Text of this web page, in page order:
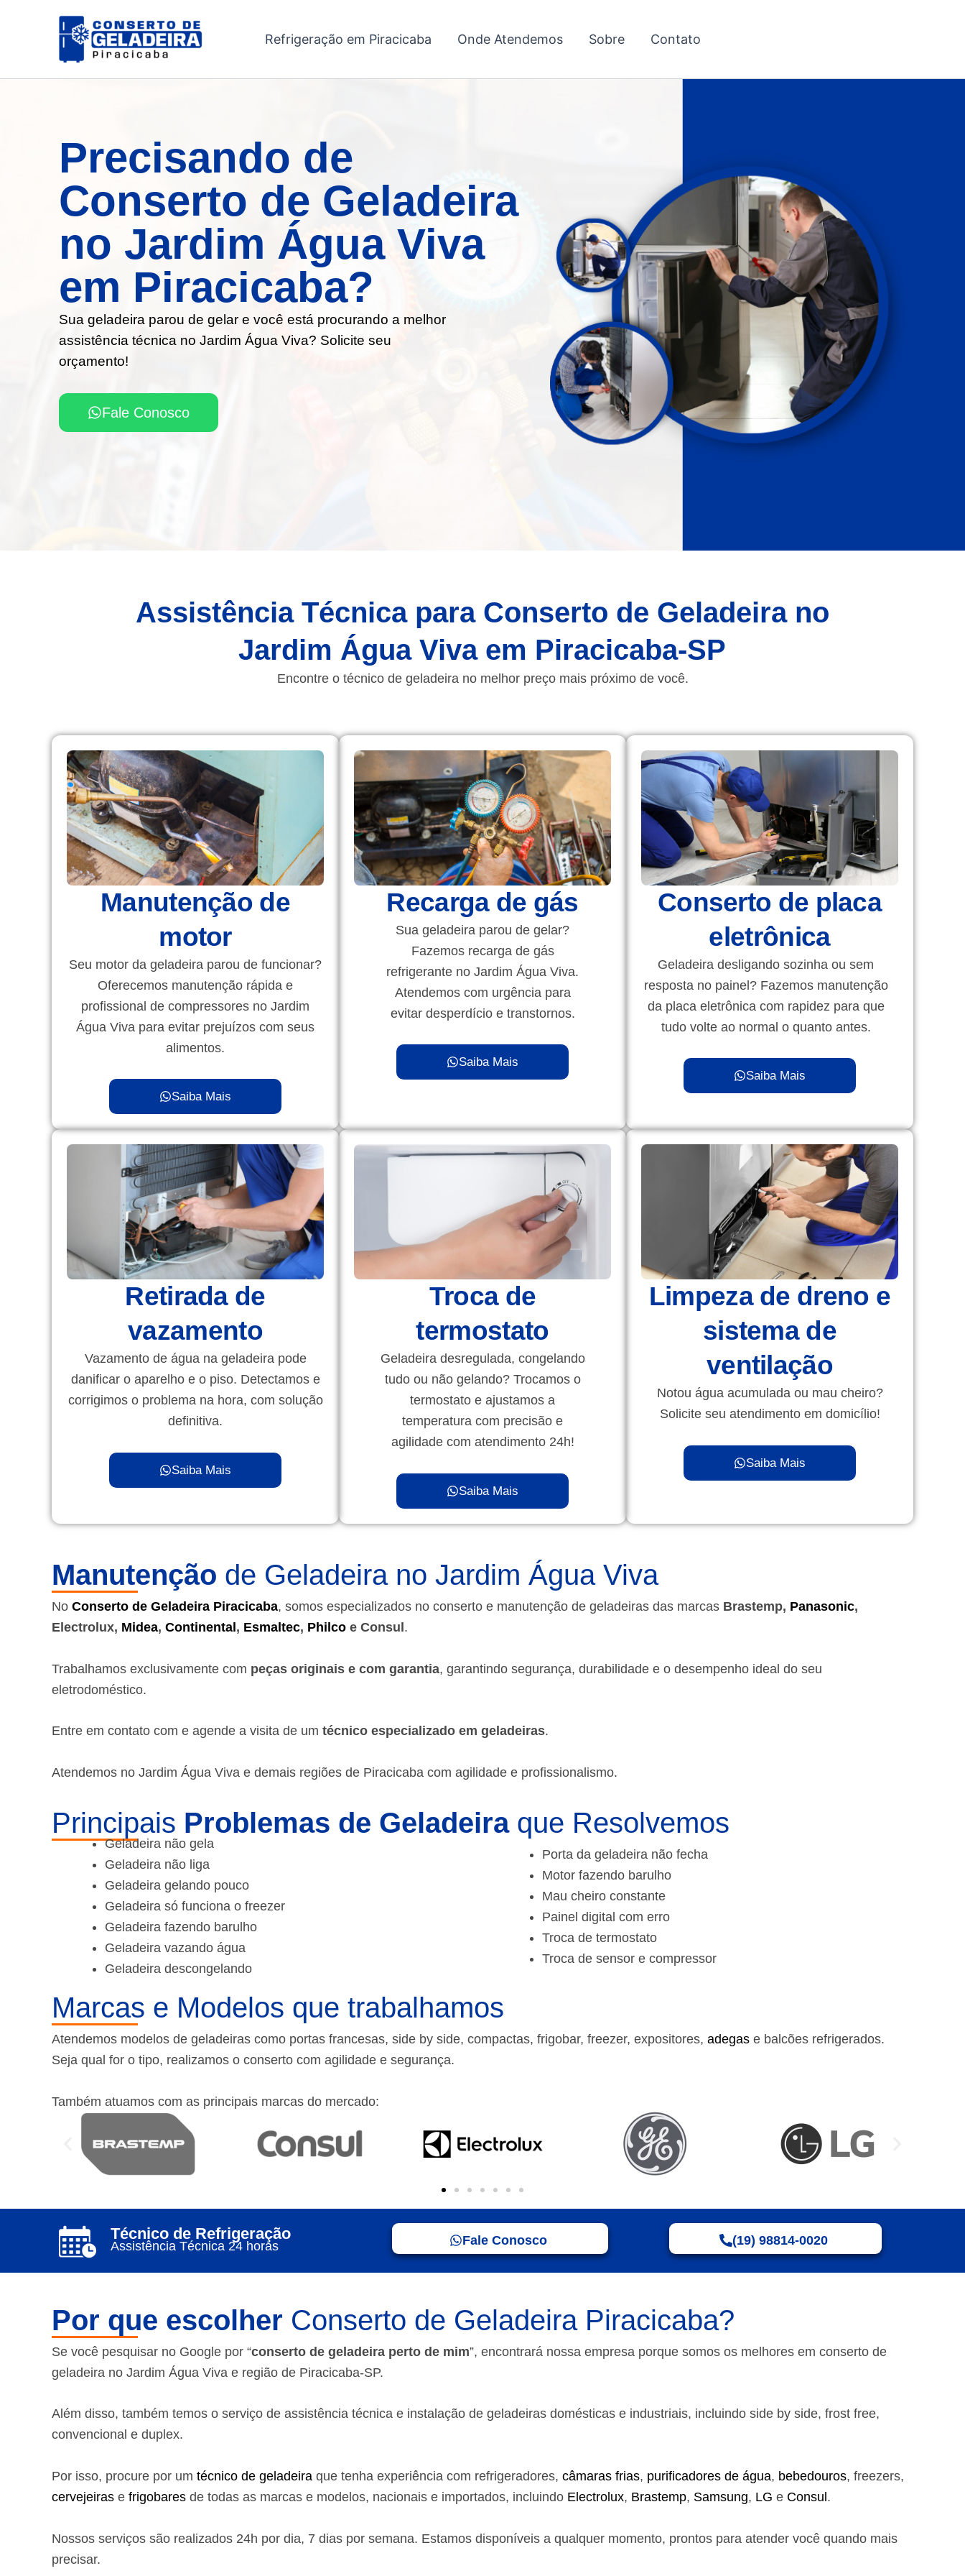
Refrigeração em Piracicaba Onde Atendemos Sobre Contato
Precisando de
Conserto de Geladeira
no Jardim Água Viva
em Piracicaba?
Sua geladeira parou de gelar e você está procurando a melhor
assistência técnica no Jardim Água Viva? Solicite seu
orçamento!
Fale Conosco
Assistência Técnica para Conserto de Geladeira no
Jardim Água Viva em Piracicaba-SP
Encontre o técnico de geladeira no melhor preço mais próximo de você.
Manutenção de
motor
Seu motor da geladeira parou de funcionar?
Oferecemos manutenção rápida e
profissional de compressores no Jardim
Água Viva para evitar prejuízos com seus
alimentos.
Saiba Mais
Recarga de gás
Sua geladeira parou de gelar?
Fazemos recarga de gás
refrigerante no Jardim Água Viva.
Atendemos com urgência para
evitar desperdício e transtornos.
Saiba Mais
Conserto de placa
eletrônica
Geladeira desligando sozinha ou sem
resposta no painel? Fazemos manutenção
da placa eletrônica com rapidez para que
tudo volte ao normal o quanto antes.
Saiba Mais
Retirada de
vazamento
Vazamento de água na geladeira pode
danificar o aparelho e o piso. Detectamos e
corrigimos o problema na hora, com solução
definitiva.
Saiba Mais
Troca de
termostato
Geladeira desregulada, congelando
tudo ou não gelando? Trocamos o
termostato e ajustamos a
temperatura com precisão e
agilidade com atendimento 24h!
Saiba Mais
Limpeza de dreno e
sistema de
ventilação
Notou água acumulada ou mau cheiro?
Solicite seu atendimento em domicílio!
Saiba Mais
Manutenção de Geladeira no Jardim Água Viva
No Conserto de Geladeira Piracicaba, somos especializados no conserto e manutenção de geladeiras das marcas Brastemp, Panasonic,
Electrolux, Midea, Continental, Esmaltec, Philco e Consul.
Trabalhamos exclusivamente com peças originais e com garantia, garantindo segurança, durabilidade e o desempenho ideal do seu
eletrodoméstico.
Entre em contato com e agende a visita de um técnico especializado em geladeiras.
Atendemos no Jardim Água Viva e demais regiões de Piracicaba com agilidade e profissionalismo.
Principais Problemas de Geladeiraque Resolvemos
Geladeira não gela
Geladeira não liga
Geladeira gelando pouco
Geladeira só funciona o freezer
Geladeira fazendo barulho
Geladeira vazando água
Geladeira descongelando
Porta da geladeira não fecha
Motor fazendo barulho
Mau cheiro constante
Painel digital com erro
Troca de termostato
Troca de sensor e compressor
Marcas e Modelos que trabalhamos
Atendemos modelos de geladeiras como portas francesas, side by side, compactas, frigobar, freezer, expositores, adegas e balcões refrigerados.
Seja qual for o tipo, realizamos o conserto com agilidade e segurança.
Também atuamos com as principais marcas do mercado:
Técnico de Refrigeração
Assistência Técnica 24 horas Fale Conosco (19) 98814-0020
Por que escolher Conserto de Geladeira Piracicaba?
Se você pesquisar no Google por “conserto de geladeira perto de mim”, encontrará nossa empresa porque somos os melhores em conserto de
geladeira no Jardim Água Viva e região de Piracicaba-SP.
Além disso, também temos o serviço de assistência técnica e instalação de geladeiras domésticas e industriais, incluindo side by side, frost free,
convencional e duplex.
Por isso, procure por um técnico de geladeira que tenha experiência com refrigeradores, câmaras frias, purificadores de água, bebedouros, freezers,
cervejeiras e frigobares de todas as marcas e modelos, nacionais e importados, incluindo Electrolux, Brastemp, Samsung, LG e Consul .
Nossos serviços são realizados 24h por dia, 7 dias por semana. Estamos disponíveis a qualquer momento, prontos para atender você quando mais
precisar.